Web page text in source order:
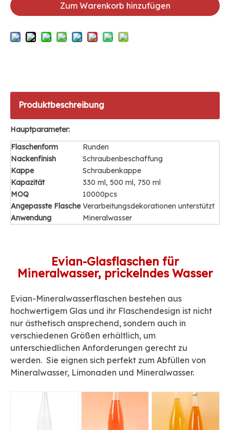
Zum Warenkorb hinzufügen
Produktbeschreibung
Hauptparameter:
Flaschenform
Runden
Nackenfinish
Schraubenbeschaffung
Kappe
Schraubenkappe
Kapazität
330 ml, 500 ml, 750 ml
MOQ
10000pcs
Angepasste Flasche Verarbeitungsdekorationen unterstützt
Anwendung
Mineralwasser
Evian-Glasflaschen für
Mineralwasser, prickelndes Wasser
Evian-Mineralwasserflaschen bestehen aus
hochwertigem Glas und ihr Flaschendesign ist nicht
nur ästhetisch ansprechend, sondern auch in
verschiedenen Größen erhältlich, um
unterschiedlichen Anforderungen gerecht zu
werden. Sie eignen sich perfekt zum Abfüllen von
Mineralwasser, Limonaden und Mineralwasser.